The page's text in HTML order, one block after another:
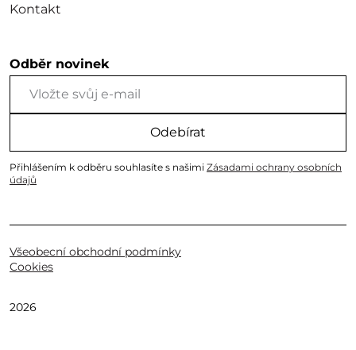
Kontakt
Odběr novinek
Odebírat
Přihlášením k odběru souhlasíte s našimi Zásadami ochrany osobních
údajů
Všeobecní obchodní podmínky
Cookies
2026